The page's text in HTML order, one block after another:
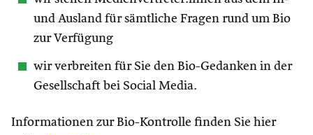
und Ausland für sämtliche Fragen rund um Bio
zur Verfügung
wir verbreiten für Sie den Bio-Gedanken in der
Gesellschaft bei Social Media.
Informationen zur Bio-Kontrolle finden Sie hier